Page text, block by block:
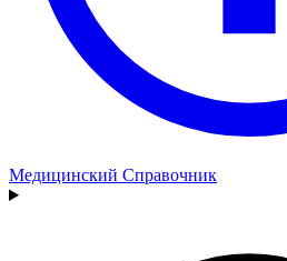
Медицинский Справочник